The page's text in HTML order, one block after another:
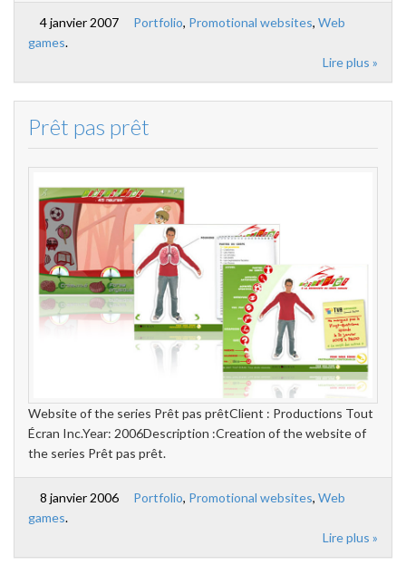
4 janvier 2007 Portfolio, Promotional websites, Web
games.
Lire plus »
Prêt pas prêt
Website of the series Prêt pas prêtClient : Productions Tout
Écran Inc.Year: 2006Description :Creation of the website of
the series Prêt pas prêt.
8 janvier 2006 Portfolio, Promotional websites, Web
games.
Lire plus »